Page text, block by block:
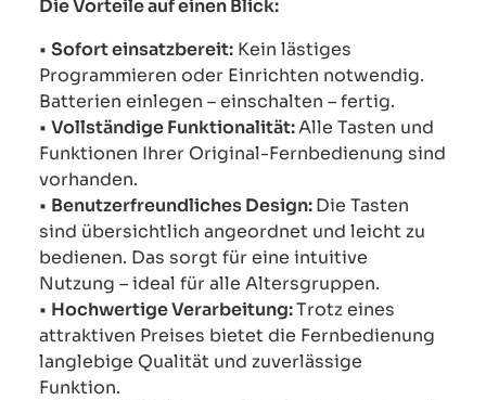
Die Vorteile auf einen Blick:
• Sofort einsatzbereit: Kein lästiges
Programmieren oder Einrichten notwendig.
Batterien einlegen – einschalten – fertig.
• Vollständige Funktionalität:Alle Tasten und
Funktionen Ihrer Original-Fernbedienung sind
vorhanden.
• Benutzerfreundliches Design:Die Tasten
sind übersichtlich angeordnet und leicht zu
bedienen. Das sorgt für eine intuitive
Nutzung – ideal für alle Altersgruppen.
• Hochwertige Verarbeitung:Trotz eines
attraktiven Preises bietet die Fernbedienung
langlebige Qualität und zuverlässige
Funktion.